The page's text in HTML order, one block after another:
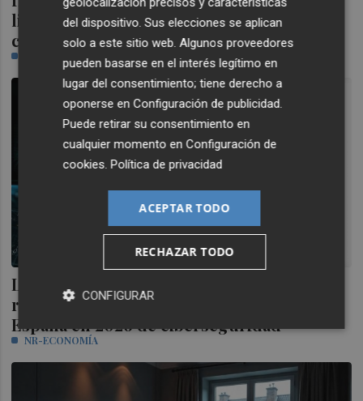
liderazgo europeo en 5G, cloud, IA y
ciberseguridad
NR-ECONOMÍA
La UPV, Nebrija y Comillas lideran el
ranking de los mejores másteres de
España en 2026 de ciberseguridad
NR-ECONOMÍA
del dispositivo. Sus elecciones se aplican
solo a este sitio web. Algunos proveedores
pueden basarse en el interés legítimo en
lugar del consentimiento; tiene derecho a
oponerse enConfiguración de publicidad.
Puede retirar su consentimiento en
cualquier momento enConfiguración de
cookies.Política de privacidad
ACEPTAR TODO
RECHAZAR TODO
CONFIGURAR